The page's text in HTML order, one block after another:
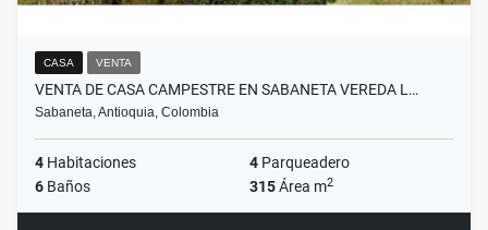
CASA VENTA
VENTA DE CASA CAMPESTRE EN SABANETA VEREDA L…
Sabaneta, Antioquia, Colombia
4 Habitaciones 4 Parqueadero
6 Baños 315Área m2